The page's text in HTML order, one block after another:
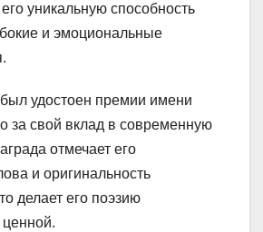
уникальную способность
и эмоциональные
удостоен премии имени
за свой вклад в современную
отмечает его
и оригинальность
делает его поэзию